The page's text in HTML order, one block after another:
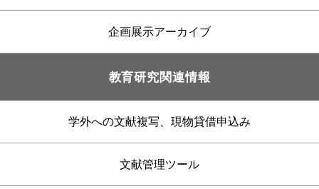
企画展示アーカイブ
教育研究関連情報
学外への文献複写、現物貸借申込み
文献管理ツール